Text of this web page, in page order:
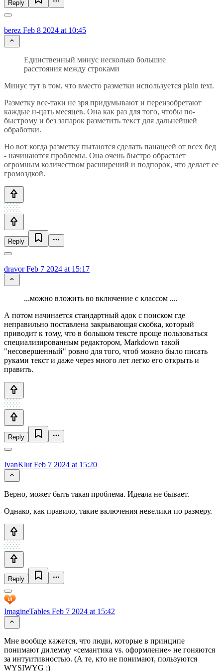
Reply
berez Feb 8 2024 at 10:45
Единственный минус несколько большие
расстояния между строками
Минус тут в том, что вместо разметки используется plain text.
Разметку все-таки не зря придумывают и переизобретают
каждые н-цать месяцев. Она как раз для того, чтобы по-
быстрому и без запарок разметить текст для дальнейшей
обработки.
Но вот когда разметку пытаются сделать панацеей от всех бед
- начинаются проблемы. Она очень быстро обрастает
огромным количеством расширений и подпорок, что делает ее
громоздкой.
Reply
dravorFeb 7 2024 at 15:17
...можно вложить во включение с классом ....
А потом начинается стандартный адок с поиском где
неправильно поставлена закрывающая скобка, который
приводит к тому, что в большом тексте проще пользоваться
специализированным редактором, Markdown такой
"несовершенный" ровно для того, чтоб можно было писать
руками текст и даже через много лет легко его открыть и
править.
Reply
IvanKlut Feb 7 2024 at 15:20
Верно, может быть такая проблема. Идеала не бывает.
Однако, как правило, такие включения невелики по размеру.
Reply
ImagineTables Feb 7 2024 at 15:42
Мне вообще кажется, что люди, которые в принципе
понимают дилемму «семантика vs. оформление» не гоняются
за интуитивностью. (А те, кто не понимают, пользуются
WYSIWYG :)